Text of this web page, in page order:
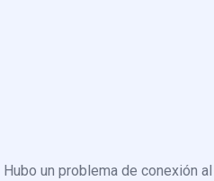
Hubo un problema de conexión